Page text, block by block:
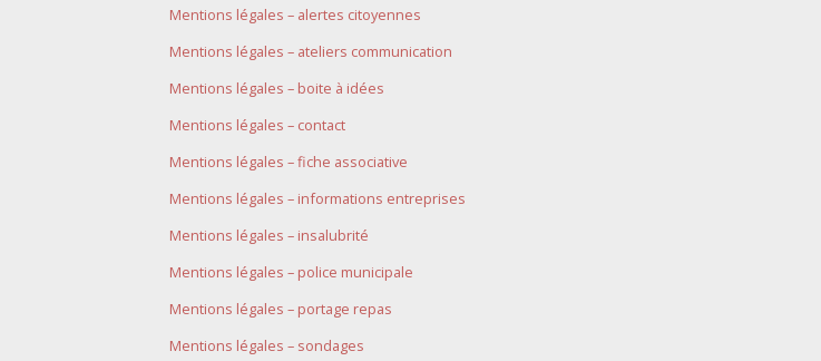
Mentions légales – alertes citoyennes
Mentions légales – ateliers communication
Mentions légales – boite à idées
Mentions légales – contact
Mentions légales – fiche associative
Mentions légales – informations entreprises
Mentions légales – insalubrité
Mentions légales – police municipale
Mentions légales – portage repas
Mentions légales – sondages